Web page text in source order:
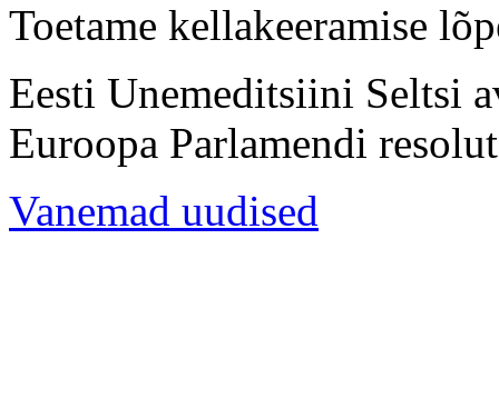
Toetame kellakeeramise
Eesti Unemeditsiini Seltsi
Euroopa Parlamendi
Vanemad uudised